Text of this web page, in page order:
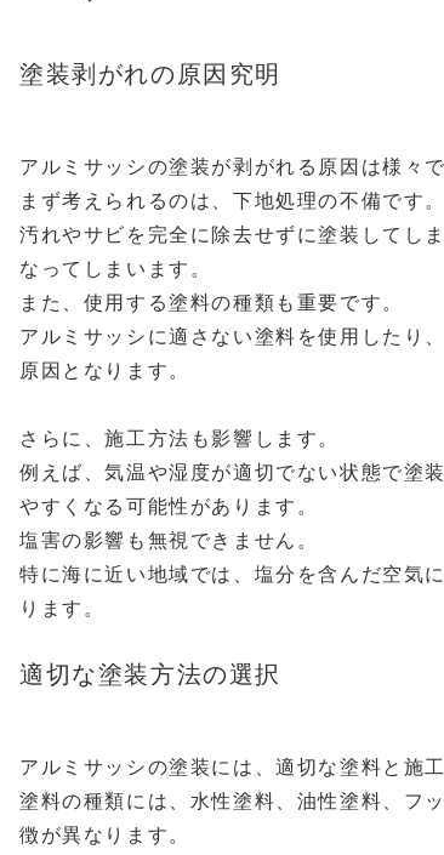
塗装剥がれの原因究明
アルミサッシの塗装が剥がれる原因は様々で
まず考えられるのは、下地処理の不備です。
汚れやサビを完全に除去せずに塗装してし
なってしまいます。
また、使用する塗料の種類も重要です。
アルミサッシに適さない塗料を使用したり
原因となります。
さらに、施工方法も影響します。
例えば、気温や湿度が適切でない状態で塗
やすくなる可能性があります。
塩害の影響も無視できません。
特に海に近い地域では、塩分を含んだ空気
ります。
適切な塗装方法の選択
アルミサッシの塗装には、適切な塗料と施
塗料の種類には、水性塗料、油性塗料、フ
徴が異なります。